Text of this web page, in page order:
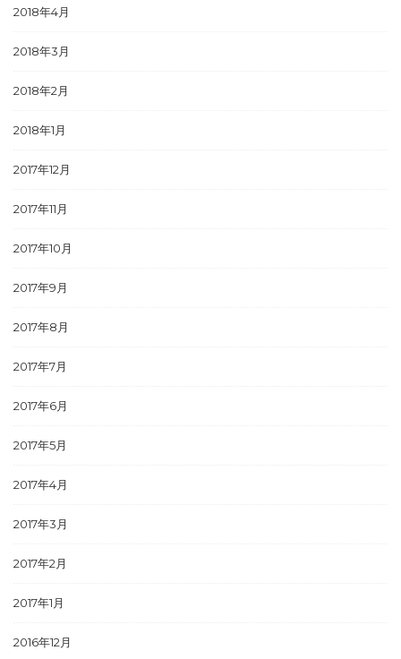
2018年4月
2018年3月
2018年2月
2018年1月
2017年12月
2017年11月
2017年10月
2017年9月
2017年8月
2017年7月
2017年6月
2017年5月
2017年4月
2017年3月
2017年2月
2017年1月
2016年12月